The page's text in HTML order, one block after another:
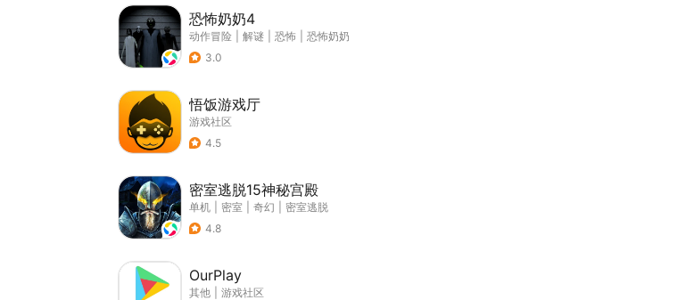
恐怖奶奶4
动作冒险 解谜 恐怖
恐怖奶奶
3.0
悟饭游戏厅
游戏社区
4.5
密室逃脱15神秘宫殿
单机 密室 奇幻
密室逃脱
4.8
OurPlay
其他
游戏社区